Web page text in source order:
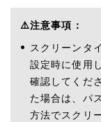
⚠️注意事項：
スクリーンタ
設定時に使用
確認してくだ
た場合は、パ
方法でスクリ